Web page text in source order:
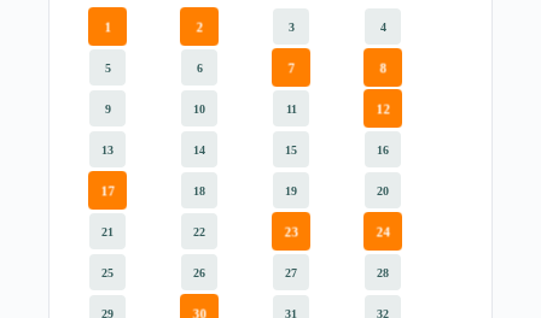
1 2 3 4
5 6 7 8
9 10 11 12
13 14 15 16
17 18 19 20
21 22 23 24
25 26 27 28
29 30 31 32